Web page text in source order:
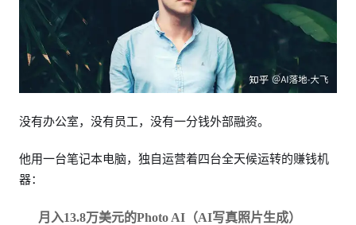
没有办公室，没有员工，没有一分钱外部融资。
他用一台笔记本电脑，独自运营着四台全天候运转的赚钱机
器：
月入13.8万美元的Photo AI（AI写真照片生成）